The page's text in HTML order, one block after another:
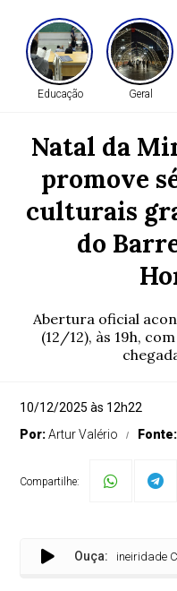
Educação Geral
Natal da
promove
culturais
do
Abertura oficial
(12/12), às 19h,
10/12/2025 às 12h22
Por:Artur Valério Fonte:
Compartilhe:
Ouça:
Natal da Mineiridade